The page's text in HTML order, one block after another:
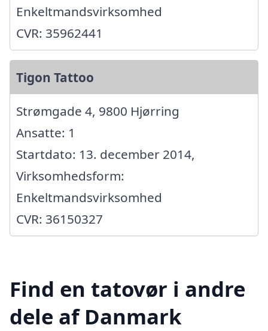
Enkeltmandsvirksomhed
CVR: 35962441
Tigon Tattoo
Strømgade 4, 9800 Hjørring
Ansatte: 1
Startdato: 13. december 2014,
Virksomhedsform:
Enkeltmandsvirksomhed
CVR: 36150327
Find en tatovør i andre
dele af Danmark